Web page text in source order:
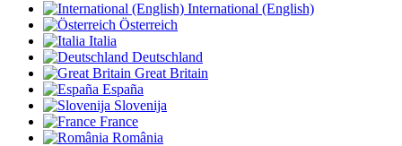
International (English)
Österreich
Italia
Deutschland
Great Britain
España
Slovenija
France
România